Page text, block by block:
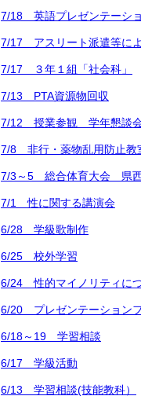
7/18 英語プレゼンテーシ
7/17 アスリート派遣等に
7/17 ３年１組「社会科」
7/13 PTA資源物回収
7/12 授業参観 学年懇談
7/8 非行・薬物乱用防止教
7/3～5 総合体育大会 県
7/1 性に関する講演会
6/28 学級歌制作
6/25 校外学習
6/24 性的マイノリティに
6/20 プレゼンテーション
6/18～19 学習相談
6/17 学級活動
6/13 学習相談(技能教科）